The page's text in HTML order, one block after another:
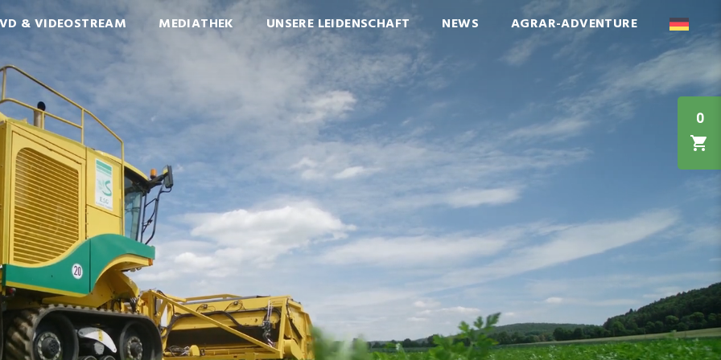
0
& VIDEOSTREAM MEDIATHEK UNSERE LEIDENSCHAFT NEWS AGRAR-ADVENTURE